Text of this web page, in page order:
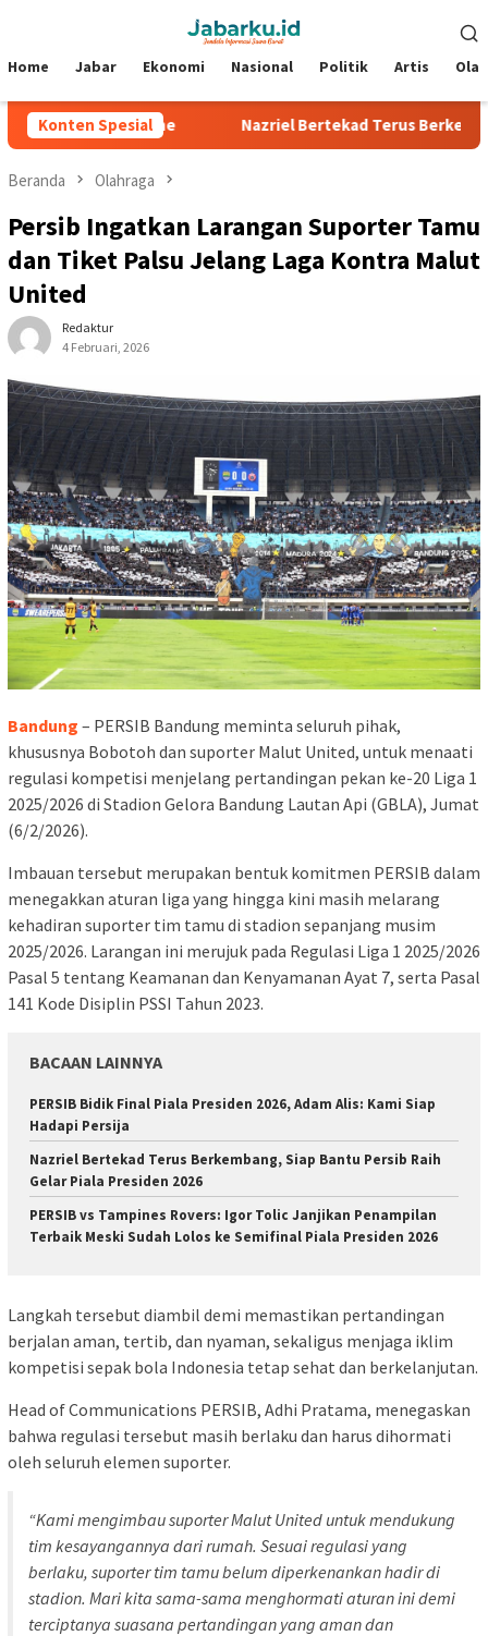
Mobile
Home Jabar Ekonomi Nasional Politik Artis
Konten Spesial
di Silverstone Nazriel Bertekad Terus Berkembang,
Beranda Olahraga
Persib Ingatkan Larangan Suporter Tamu
dan Tiket Palsu Jelang Laga Kontra Malut
United
Redaktur
4 Februari, 2026
Bandung – PERSIB Bandung meminta seluruh pihak,
khususnya Bobotoh dan suporter Malut United, untuk menaati
regulasi kompetisi menjelang pertandingan pekan ke-20 Liga 1
2025/2026 di Stadion Gelora Bandung Lautan Api (GBLA), Jumat
(6/2/2026).
Imbauan tersebut merupakan bentuk komitmen PERSIB dalam
menegakkan aturan liga yang hingga kini masih melarang
kehadiran suporter tim tamu di stadion sepanjang musim
2025/2026. Larangan ini merujuk pada Regulasi Liga 1 2025/2026
Pasal 5 tentang Keamanan dan Kenyamanan Ayat 7, serta Pasal
141 Kode Disiplin PSSI Tahun 2023.
BACAAN LAINNYA
PERSIB Bidik Final Piala Presiden 2026, Adam Alis: Kami Siap
Hadapi Persija
Nazriel Bertekad Terus Berkembang, Siap Bantu Persib Raih
Gelar Piala Presiden 2026
PERSIB vs Tampines Rovers: Igor Tolic Janjikan Penampilan
Terbaik Meski Sudah Lolos ke Semifinal Piala Presiden 2026
Langkah tersebut diambil demi memastikan pertandingan
berjalan aman, tertib, dan nyaman, sekaligus menjaga iklim
kompetisi sepak bola Indonesia tetap sehat dan berkelanjutan.
Head of Communications PERSIB, Adhi Pratama, menegaskan
bahwa regulasi tersebut masih berlaku dan harus dihormati
oleh seluruh elemen suporter.
“Kami mengimbau suporter Malut United untuk mendukung
tim kesayangannya dari rumah. Sesuai regulasi yang
berlaku, suporter tim tamu belum diperkenankan hadir di
stadion. Mari kita sama-sama menghormati aturan ini demi
terciptanya suasana pertandingan yang aman dan